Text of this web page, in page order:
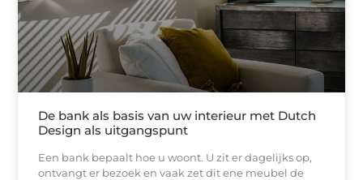
De bank als basis van uw interieur met Dutch
Design als uitgangspunt
Een bank bepaalt hoe u woont. U zit er dagelijks op,
ontvangt er bezoek en vaak zet dit ene meubel de